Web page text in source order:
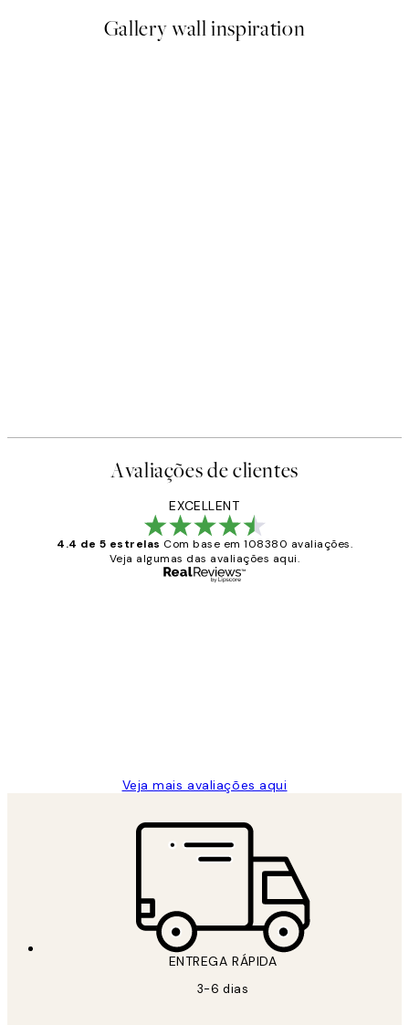
Gallery wall inspiration
Avaliações de clientes
EXCELLENT
4.4 de 5 estrelas Com base em 108380 avaliações.
Veja algumas das avaliações aqui.
Veja mais avaliações aqui
ENTREGA RÁPIDA
3-6 dias